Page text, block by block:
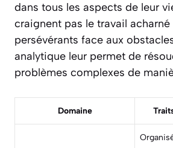
dans tous les aspects de leur
craignent pas le travail
persévérants face aux
analytique leur permet de
problèmes complexes de
Domaine